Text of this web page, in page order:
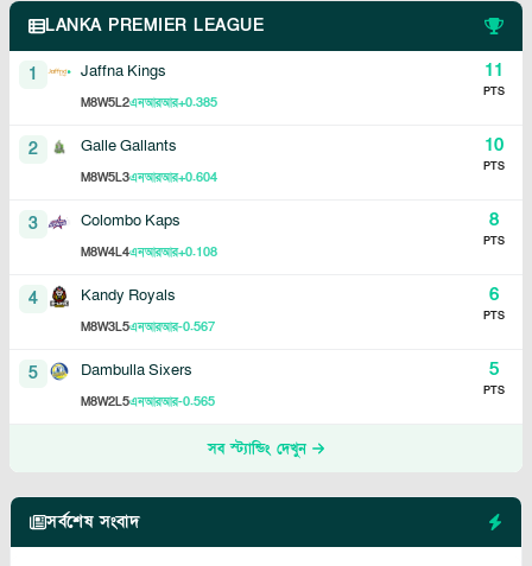
LANKA PREMIER LEAGUE
1 Jaffna Kings
M8W5L2এনআরআর+0.385
11
PTS
2 Galle Gallants
M8W5L3এনআরআর+0.604
10
PTS
3 Colombo Kaps
M8W4L4এনআরআর+0.108
8
PTS
4 Kandy Royals
M8W3L5এনআরআর-0.567
6
PTS
5 Dambulla Sixers
M8W2L5এনআরআর-0.565
5
PTS
সব স্ট্যান্ডিং দেখুন
সর্বশেষ সংবাদ